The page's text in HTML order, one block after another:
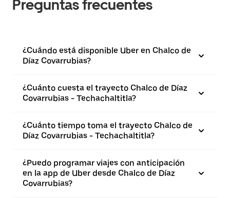
Preguntas frecuentes
¿Cuándo está disponible Uber en Chalco de
Díaz Covarrubias?
¿Cuánto cuesta el trayecto Chalco de Díaz
Covarrubias - Techachaltitla?
¿Cuánto tiempo toma el trayecto Chalco de
Díaz Covarrubias - Techachaltitla?
¿Puedo programar viajes con anticipación
en la app de Uber desde Chalco de Díaz
Covarrubias?